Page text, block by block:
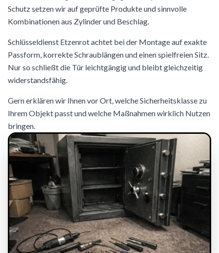
Schutz setzen wir auf geprüfte Produkte und sinnvolle
Kombinationen aus Zylinder und Beschlag.
Schlüsseldienst Etzenrot achtet bei der Montage auf exakte
Passform, korrekte Schraublängen und einen spielfreien Sitz.
Nur so schließt die Tür leichtgängig und bleibt gleichzeitig
widerstandsfähig.
Gern erklären wir Ihnen vor Ort, welche Sicherheitsklasse zu
Ihrem Objekt passt und welche Maßnahmen wirklich Nutzen
bringen.